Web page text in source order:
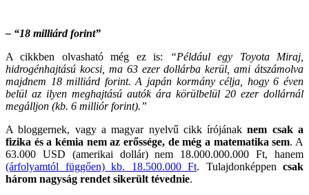
– “18 milliárd forint”
A cikkben olvasható még ez is:
“Például egy Toyota Miraj,
hidrogénhajtású kocsi, ma 63 ezer dollárba kerül, ami átszámolva
majdnem 18 milliárd forint.A japán kormány célja, hogy 6 éven
belül az ilyen meghajtású autók ára körülbelül 20 ezer dollárnál
megálljon (kb. 6 milliór forint).”
A bloggernek, vagy a magyar nyelvű cikk írójánaknem csak a
fizika és a kémia nem az erőssége, de még a matematika sem. A
63.000 USD (amerikai dollár) nem 18.000.000.000 Ft, hanem
(árfolyamtól függően) kb. 18.500.000 Ft. Tulajdonképpen csak
három nagyság rendet sikerült tévednie.